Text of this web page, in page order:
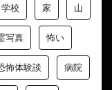
学校 家 山
写真 怖い
怖体験談 病院